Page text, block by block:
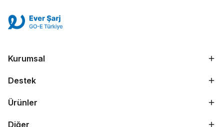
Kurumsal
Destek
Ürünler
Diğer